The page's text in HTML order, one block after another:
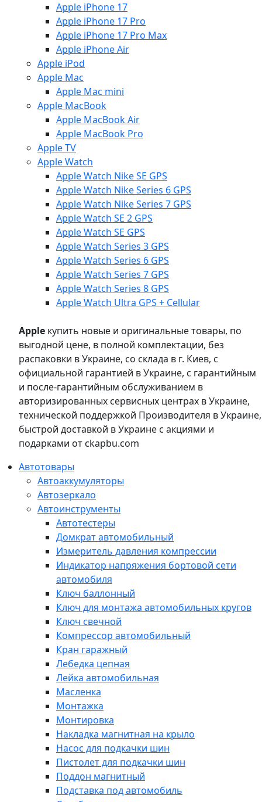
Apple iPhone 17
Apple iPhone 17 Pro
Apple iPhone 17 Pro Max
Apple iPhone Air
Apple iPod
Apple Mac
Apple Mac mini
Apple MacBook
Apple MacBook Air
Apple MacBook Pro
Apple TV
Apple Watch
Apple Watch Nike SE GPS
Apple Watch Nike Series 6 GPS
Apple Watch Nike Series 7 GPS
Apple Watch SE 2 GPS
Apple Watch SE GPS
Apple Watch Series 3 GPS
Apple Watch Series 6 GPS
Apple Watch Series 7 GPS
Apple Watch Series 8 GPS
Apple Watch Ultra GPS + Cellular
Apple купить новые и оригинальные товары, по
выгодной цене, в полной комплектации, без
распаковки в Украине, со склада в г. Киев, с
официальной гарантией в Украине, с гарантийным
и после-гарантийным обслуживанием в
авторизированных сервисных центрах в Украине,
технической поддержкой Производителя в Украине,
быстрой доставкой в Украине с акциями и
подарками от ckapbu.com
Автотовары
Автоаккумуляторы
Автозеркало
Автоинструменты
Автотестеры
Домкрат автомобильный
Измеритель давления компрессии
Индикатор напряжения бортовой сети
автомобиля
Ключ баллонный
Ключ для монтажа автомобильных кругов
Ключ свечной
Компрессор автомобильный
Кран гаражный
Лебедка цепная
Лейка автомобильная
Масленка
Монтажка
Монтировка
Накладка магнитная на крыло
Насос для подкачки шин
Пистолет для подкачки шин
Поддон магнитный
Подставка под автомобиль